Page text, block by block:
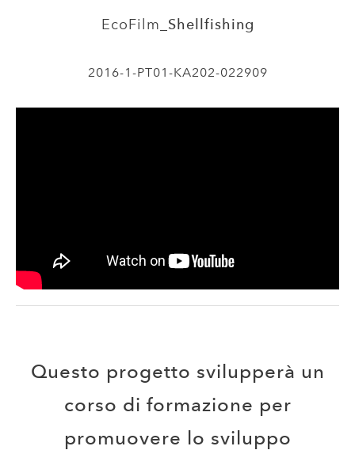
EcoFilm_ Shellfishing
2016-1-PT01-KA202-022909
​Questo progetto svilupperà un
corso di formazione per
promuovere lo sviluppo